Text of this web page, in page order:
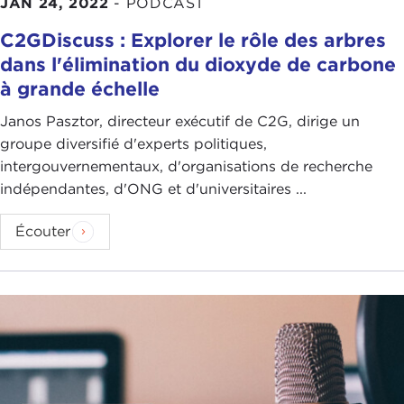
C2GDiscuss : Explorer le rôle des arbres
dans l'élimination du dioxyde de carbone
à grande échelle
Janos Pasztor, directeur exécutif de C2G, dirige un
groupe diversifié d'experts politiques,
intergouvernementaux, d'organisations de recherche
indépendantes, d'ONG et d'universitaires ...
Écouter